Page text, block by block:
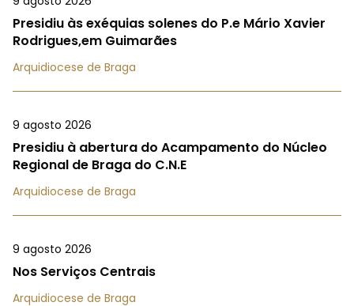
Presidiu às exéquias solenes do P.e Mário Xavier
Rodrigues,em Guimarães
Arquidiocese de Braga
9 agosto 2026
Presidiu à abertura do Acampamento do Núcleo
Regional de Braga do C.N.E
Arquidiocese de Braga
9 agosto 2026
Nos Serviços Centrais
Arquidiocese de Braga